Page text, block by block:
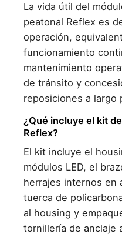
La vida útil del
peatonal Reflex es
operación,
funcionamiento
mantenimiento
de tránsito y
reposiciones a largo
¿Qué incluye el kit
Reflex?
El kit incluye el
módulos LED, el
herrajes internos en
tuerca de
al housing y
tornillería de anclaje